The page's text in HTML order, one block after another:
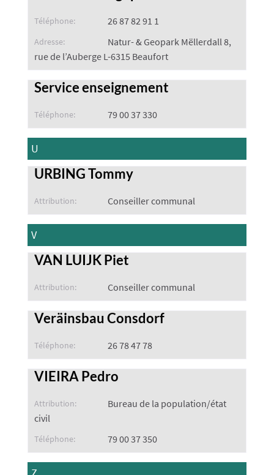
Téléphone: 26 87 82 91 1
Adresse:
Natur- & Geopark Mëllerdall 8,
rue de l’Auberge L-6315 Beaufort
Service enseignement
Téléphone: 79 00 37 330
U
URBING Tommy
Attribution: Conseiller communal
V
VAN LUIJK Piet
Attribution: Conseiller communal
Veräinsbau Consdorf
Téléphone: 26 78 47 78
VIEIRA Pedro
Attribution:
Bureau de la population/état
civil
Téléphone: 79 00 37 350